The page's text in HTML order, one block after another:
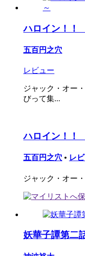
ハロイン！！
五百円之穴
レビュー
ジャック・オー
びって集...
ハロイン！！
五百円之穴 • レ
ジャック・オー
妖華子譚第二